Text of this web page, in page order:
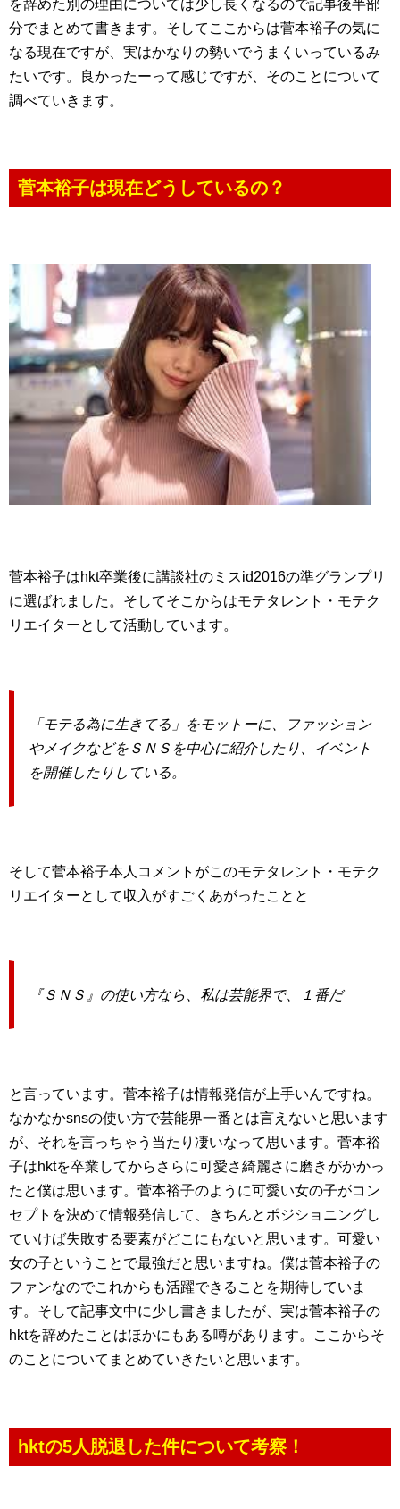
を辞めた別の理由については少し長くなるので記事後半部
分でまとめて書きます。そしてここからは菅本裕子の気に
なる現在ですが、実はかなりの勢いでうまくいっているみ
たいです。良かったーって感じですが、そのことについて
調べていきます。
菅本裕子は現在どうしているの？
菅本裕子はhkt卒業後に講談社のミスid2016の準グランプリ
に選ばれました。そしてそこからはモテタレント・モテク
リエイターとして活動しています。
「モテる為に生きてる」をモットーに、ファッション
やメイクなどをＳＮＳを中心に紹介したり、イベント
を開催したりしている。
そして菅本裕子本人コメントがこのモテタレント・モテク
リエイターとして収入がすごくあがったことと
『ＳＮＳ』の使い方なら、私は芸能界で、１番だ
と言っています。菅本裕子は情報発信が上手いんですね。
なかなかsnsの使い方で芸能界一番とは言えないと思います
が、それを言っちゃう当たり凄いなって思います。菅本裕
子はhktを卒業してからさらに可愛さ綺麗さに磨きがかかっ
たと僕は思います。菅本裕子のように可愛い女の子がコン
セプトを決めて情報発信して、きちんとポジショニングし
ていけば失敗する要素がどこにもないと思います。可愛い
女の子ということで最強だと思いますね。僕は菅本裕子の
ファンなのでこれからも活躍できることを期待していま
す。そして記事文中に少し書きましたが、実は菅本裕子の
hktを辞めたことはほかにもある噂があります。ここからそ
のことについてまとめていきたいと思います。
hktの5人脱退した件について考察！